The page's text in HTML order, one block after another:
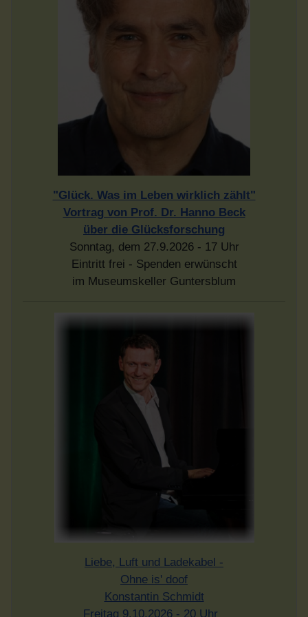
"Glück. Was im Leben wirklich zählt"
Vortrag von Prof. Dr. Hanno Beck
über die Glücksforschung
Sonntag, dem 27.9.2026 - 17 Uhr
Eintritt frei - Spenden erwünscht
im Museumskeller Guntersblum
Liebe, Luft und Ladekabel -
Ohne is' doof
Konstantin Schmidt
Freitag 9.10.2026 - 20 Uhr